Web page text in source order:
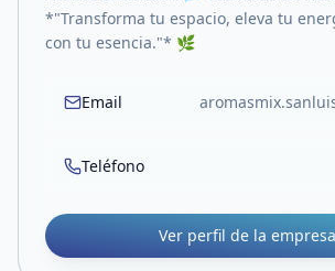
*"Transforma tu espacio, eleva tu
con tu esencia."* 🌿
Email
Teléfono
Ver perfil de la empresa